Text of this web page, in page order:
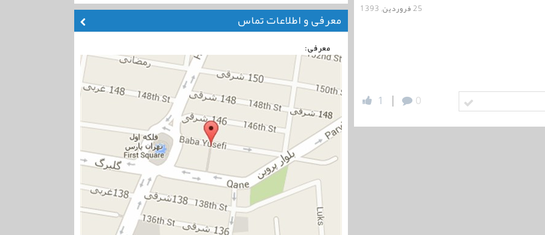
25 فروردین, 1393
0
|
1
معرفی و اطلاعات تماس
معرفی: